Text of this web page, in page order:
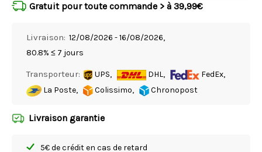
Gratuit pour toute commande > à 39,99€
Livraison: 12/08/2026 - 16/08/2026,
80.8% ≤ 7 jours
Transporteur: UPS, DHL,
FedEx,
La Poste,
Colissimo, Chronopost
Livraison garantie
5€ de crédit en cas de retard